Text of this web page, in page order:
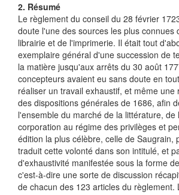
2. Résumé
Le règlement du conseil du 28 février
doute l'une des sources les plus connues
librairie et de l'imprimerie. Il était tout
exemplaire général d'une succession de
la matière jusqu'aux arrêts du 30 août
concepteurs avaient eu sans doute en
réaliser un travail exhaustif, et même une
des dispositions générales de 1686, afin
l'ensemble du marché de la littérature,
corporation au régime des privilèges et
édition la plus célèbre, celle de Saugrain,
traduit cette volonté dans son intitulé, et
d'exhaustivité manifestée sous la forme
c'est-à-dire une sorte de discussion
de chacun des 123 articles du règlement.